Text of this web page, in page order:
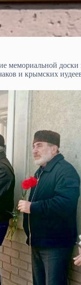
мемориальной доски
и крымских